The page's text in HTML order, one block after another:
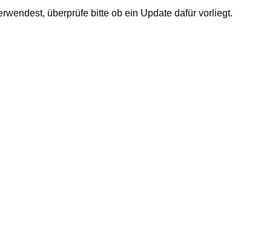
überprüfe bitte ob ein Update dafür vorliegt.